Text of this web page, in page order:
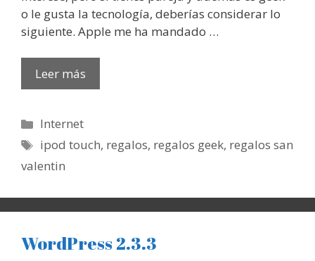
o le gusta la tecnología, deberías considerar lo
siguiente. Apple me ha mandado …
Leer más
Categorías
Internet
Etiquetas
ipod touch, regalos, regalos geek, regalos san
valentin
WordPress 2.3.3